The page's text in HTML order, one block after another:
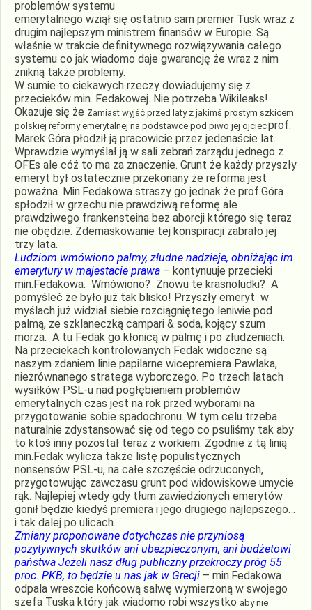
problemów systemu
emerytalnego wziął się ostatnio sam premier Tusk wraz z
drugim najlepszym ministrem finansów w Europie. Są
właśnie w trakcie definitywnego rozwiązywania całego
systemu co jak wiadomo daje gwarancję że wraz z nim
znikną także problemy.
W sumie to ciekawych rzeczy dowiadujemy się z
przecieków min. Fedakowej. Nie potrzeba Wikileaks!
Okazuje się że zamiast wyjść przed laty z jakimś prostym szkicem
polskiej reformy emerytalnej na podstawce pod piwo jej ojciecprof.
Marek Góra płodził ją pracowicie przez jedenaście lat.
Wprawdzie wymyślał ją w sali zebrań zarządu jednego z
OFEs ale cóż to ma za znaczenie. Grunt że każdy przyszły
emeryt był ostatecznie przekonany że reforma jest
poważna. Min.Fedakowa straszy go jednak że prof.Góra
spłodził w grzechu nie prawdziwą reformę ale
prawdziwego frankensteina bez aborcji którego się teraz
nie obędzie. Zdemaskowanie tej konspiracji zabrało jej
trzy lata.
Ludziom wmówiono palmy, złudne nadzieje, obniżając im
emerytury w majestacie prawa – kontynuuje przecieki
min.Fedakowa. Wmówiono? Znowu te krasnoludki? A
pomyśleć że było już tak blisko! Przyszły emeryt w
myślach już widział siebie rozciągniętego leniwie pod
palmą, ze szklaneczką campari & soda, kojący szum
morza. A tu Fedak go kłonicą w palmę i po złudzeniach.
Na przeciekach kontrolowanych Fedak widoczne są
naszym zdaniem linie papilarne wicepremiera Pawlaka,
niezrównanego stratega wyborczego. Po trzech latach
wysiłków PSL-u nad pogłębieniem problemów
emerytalnych czas jest na rok przed wyborami na
przygotowanie sobie spadochronu. W tym celu trzeba
naturalnie zdystansować się od tego co psuliśmy tak aby
to ktoś inny pozostał teraz z workiem. Zgodnie z tą linią
min.Fedak wylicza także listę populistycznych
nonsensów PSL-u, na całe szczęście odrzuconych,
przygotowując zawczasu grunt pod widowiskowe umycie
rąk. Najlepiej wtedy gdy tłum zawiedzionych emerytów
gonił będzie kiedyś premiera i jego drugiego najlepszego…
i tak dalej po ulicach.
Zmiany proponowane dotychczas nie przyniosą
pozytywnych skutków ani ubezpieczonym, ani budżetowi
państwa Jeżeli nasz dług publiczny przekroczy próg 55
proc. PKB, to będzie u nas jak w Grecji – min.Fedakowa
odpala wreszcie końcową salwę wymierzoną w swojego
szefa Tuska który jak wiadomo robi wszystko aby nie